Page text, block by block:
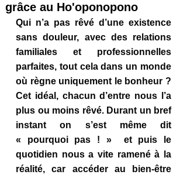
grâce au Ho'oponopono
Qui n’a pas rêvé d’une existence
sans douleur, avec des relations
familiales et professionnelles
parfaites, tout cela dans un monde
où règne uniquement le bonheur ?
Cet idéal, chacun d’entre nous l’a
plus ou moins rêvé. Durant un bref
instant on s’est même dit
« pourquoi pas ! »  et puis le
quotidien nous a vite ramené à la
réalité, car accéder au bien-être